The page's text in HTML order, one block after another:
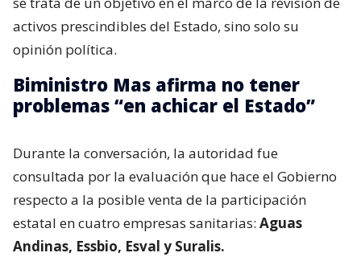
activos prescindibles del Estado, sino solo su
opinión política.
Biministro Mas afirma no tener
problemas “en achicar el Estado”
Durante la conversación, la autoridad fue
consultada por la evaluación que hace el Gobierno
respecto a la posible venta de la participación
estatal en cuatro empresas sanitarias: Aguas
Andinas, Essbio, Esval y Suralis.